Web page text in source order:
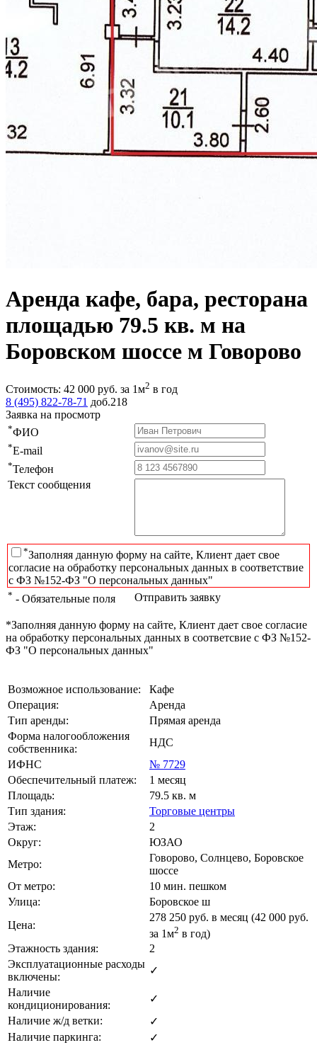
Аренда кафе, бара, ресторана
площадью 79.5 кв. м на
Боровском шоссе м Говорово
Стоимость: 42 000 руб. за 1м2 в год
8 (495) 822-78-71 доб.218
Заявка на просмотр
*ФИО
*E-mail
*Телефон
Текст сообщения
*Заполняя данную форму на сайте, Клиент дает свое
согласие на обработку персональных данных в соответствие
с ФЗ №152-ФЗ "О персональных данных"
* - Обязательные поля Отправить заявку
*Заполняя данную форму на сайте, Клиент дает свое согласие
на обработку персональных данных в соответсвие с ФЗ №152-
ФЗ "О персональных данных"
Возможное использование:
Кафе
Операция:
Аренда
Тип аренды:
Прямая аренда
Форма налогообложения
собственника:
НДС
ИФНС
№ 7729
Обеспечительный платеж:
1 месяц
Площадь:
79.5 кв. м
Тип здания:
Торговые центры
Этаж:
2
Округ:
ЮЗАО
Метро:
Говорово, Солнцево, Боровское
шоссе
От метро:
10 мин. пешком
Улица:
Боровское ш
Цена:
278 250 руб. в месяц (42 000 руб.
за 1м2 в год)
Этажность здания:
2
Эксплуатационные расходы
включены:
✓
Наличие
кондиционирования:
✓
Наличие ж/д ветки:
✓
Наличие паркинга:
✓